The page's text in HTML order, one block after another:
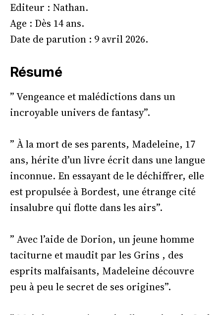
Editeur : Nathan.
Age : Dès 14 ans.
Date de parution : 9 avril 2026.
Résumé
” Vengeance et malédictions dans un
incroyable univers de fantasy”.
” À la mort de ses parents, Madeleine, 17
ans, hérite d’un livre écrit dans une langue
inconnue. En essayant de le déchiffrer, elle
est propulsée à Bordest, une étrange cité
insalubre qui flotte dans les airs”.
” Avec l’aide de Dorion, un jeune homme
taciturne et maudit par les Grins , des
esprits malfaisants, Madeleine découvre
peu à peu le secret de ses origines”.